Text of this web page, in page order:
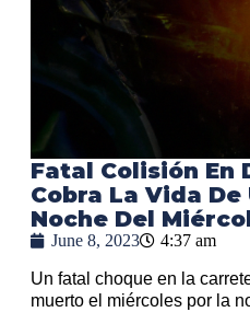
Fatal Colisión En
Cobra La Vida De
Noche Del
June 8, 2023 4:37 am
Un fatal choque en la
muerto el miércoles por la